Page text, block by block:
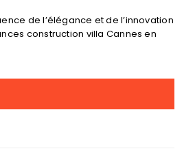
de l’élégance et de l’innovation
construction villa Cannes en